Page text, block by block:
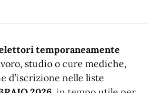
temporaneamente
studio o cure mediche,
d’iscrizione nelle liste